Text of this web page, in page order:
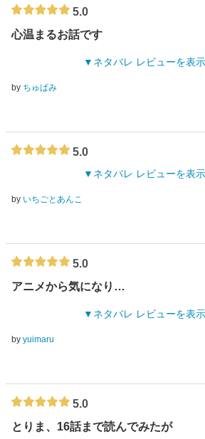
5.0
心温まるお話です
ネタバレ レビューを表
by ちゅぱみ
5.0
ネタバレ レビューを表
by いちごとあんこ
5.0
アニメから気になり…
ネタバレ レビューを表
by yuimaru
5.0
とりま、16話まで読んでみたが